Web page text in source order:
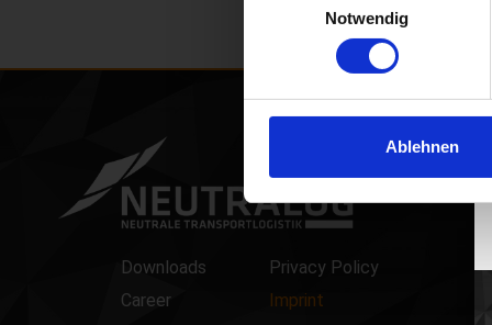
Notwendig
Ablehnen
Downloads
Career
Privacy Policy
Imprint